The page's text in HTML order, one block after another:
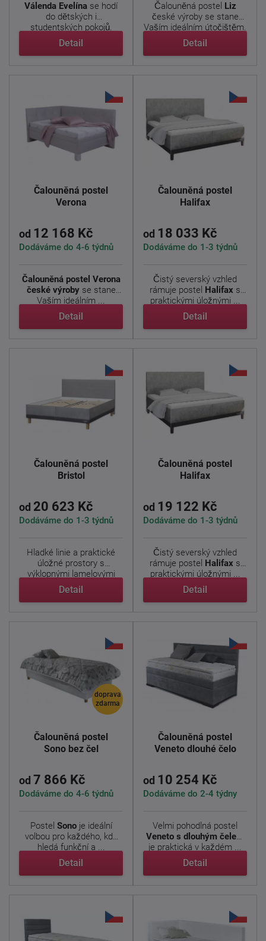
Válenda Evelína se hodí
do dětských i
studentských pokojů.
Kombinace ...
Detail
Čalouněná postel Liz
české výroby se stane
Vaším ideálním útočištěm.
...
Detail
Čalouněná postel
Verona
od 12 168 Kč
Dodáváme do 4-6 týdnů
Čalouněná postel Verona
české výrobyse stane
Vaším ideálním ...
Detail
Čalouněná postel
Halifax
od 18 033 Kč
Dodáváme do 1-3 týdnů
Čistý severský vzhled
rámuje postel Halifax s
praktickými úložnými ...
Detail
Čalouněná postel
Bristol
od 20 623 Kč
Dodáváme do 1-3 týdnů
Hladké linie a praktické
úložné prostory s
výklopnými lamelovými
rošty ...
Detail
Čalouněná postel
Halifax
od 19 122 Kč
Dodáváme do 1-3 týdnů
Čistý severský vzhled
rámuje postel Halifax s
praktickými úložnými ...
Detail
doprava
zdarma
Čalouněná postel
Sono bez čel
od 7 866 Kč
Dodáváme do 4-6 týdnů
Postel Sonoje ideální
volbou pro každého, kdo
hledá funkční a ...
Detail
Čalouněná postel
Veneto dlouhé čelo
od 10 254 Kč
Dodáváme do 2-4 týdny
Velmi pohodlná postel
Veneto s dlouhým čelem
je praktická v každém ...
Detail